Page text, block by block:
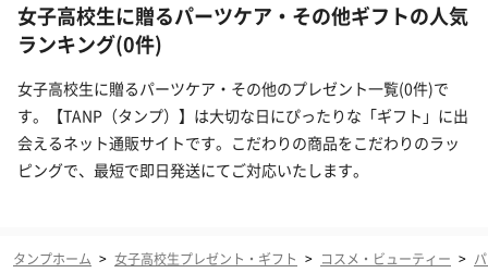
女子高校生に贈るパーツケア・その他ギフトの人気
ランキング(0件)
女子高校生に贈るパーツケア・その他のプレゼント一覧(0件)で
す。【TANP（タンプ）】は大切な日にぴったりな「ギフト」に出
会えるネット通販サイトです。こだわりの商品をこだわりのラッ
ピングで、最短で即日発送にてご対応いたします。
タンプホーム > 女子高校生プレゼント・ギフト > コスメ・ビューティー >